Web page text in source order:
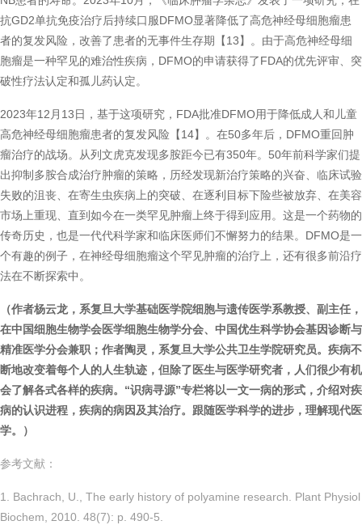
抗GD2单抗免疫治疗后持续口服DFMO显著降低了高危神经母细胞瘤患
者的复发风险，改善了患者的无事件生存期【13】。由于高危神经母细
胞瘤是一种罕见的难治性疾病，DFMO的申请获得了FDA的优先评审、突
破性疗法认定和孤儿药认定。
2023年12月13日，基于这项研究，FDA批准DFMO用于降低成人和儿童
高危神经母细胞瘤患者的复发风险【14】。在50多年后，DFMO重回肿
瘤治疗的战场。从列文虎克发现多胺距今已有350年。50年前科学家们提
出抑制多胺合成治疗肿瘤的策略，历经发现新治疗策略的兴奋、临床试验
失败的沮丧、在寄生虫疾病上的突破、在逐利目标下险些被放弃、在美容
市场上重现、直到如今在一类罕见肿瘤上终于得到应用。这是一个药物的
传奇历史，也是一代代科学家和临床医师们不懈努力的结果。DFMO是一
个有趣的例子，在神经母细胞瘤这个罕见肿瘤的治疗上，还有很多前沿疗
法在不断探索中。
（作者杨云龙，系复旦大学基础医学院细胞与遗传医学系教授、副主任，
在中国细胞生物学会医学细胞生物学分会、中国优生科学协会基因诊断与
精准医学分会兼职；作者陶灵，系复旦大学公共卫生学院研究员。疾病不
断地改变着每个人的人生轨迹，但除了医生与医学研究者，人们很少有机
会了解各式各样的疾病。“识病寻源”专栏将以一文一病的形式，介绍对疾
病的认识进程，疾病的病因及其治疗。跟随医学科学的进步，理解现代医
学。）
参考文献：
1. Bachrach, U., The early history of polyamine research. Plant Physiol
Biochem, 2010. 48(7): p. 490-5.